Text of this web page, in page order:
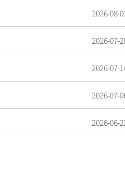
2026-08-
2026-07-
2026-07-
2026-07-
2026-06-